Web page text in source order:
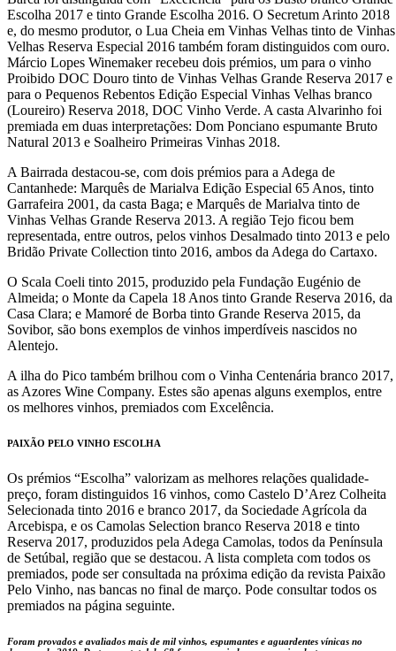
Escolha 2017 e tinto Grande Escolha 2016. O Secretum Arinto 2018
e, do mesmo produtor, o Lua Cheia em Vinhas Velhas tinto de Vinhas
Velhas Reserva Especial 2016 também foram distinguidos com ouro.
Márcio Lopes Winemaker recebeu dois prémios, um para o vinho
Proibido DOC Douro tinto de Vinhas Velhas Grande Reserva 2017 e
para o Pequenos Rebentos Edição Especial Vinhas Velhas branco
(Loureiro) Reserva 2018, DOC Vinho Verde. A casta Alvarinho foi
premiada em duas interpretações: Dom Ponciano espumante Bruto
Natural 2013 e Soalheiro Primeiras Vinhas 2018.
A Bairrada destacou-se, com dois prémios para a Adega de
Cantanhede: Marquês de Marialva Edição Especial 65 Anos, tinto
Garrafeira 2001, da casta Baga; e Marquês de Marialva tinto de
Vinhas Velhas Grande Reserva 2013. A região Tejo ficou bem
representada, entre outros, pelos vinhos Desalmado tinto 2013 e pelo
Bridão Private Collection tinto 2016, ambos da Adega do Cartaxo.
O Scala Coeli tinto 2015, produzido pela Fundação Eugénio de
Almeida; o Monte da Capela 18 Anos tinto Grande Reserva 2016, da
Casa Clara; e Mamoré de Borba tinto Grande Reserva 2015, da
Sovibor, são bons exemplos de vinhos imperdíveis nascidos no
Alentejo.
A ilha do Pico também brilhou com o Vinha Centenária branco 2017,
as Azores Wine Company. Estes são apenas alguns exemplos, entre
os melhores vinhos, premiados com Excelência.
PAIXÃO PELO VINHO ESCOLHA
Os prémios “Escolha” valorizam as melhores relações qualidade-
preço, foram distinguidos 16 vinhos, como Castelo D’Arez Colheita
Selecionada tinto 2016 e branco 2017, da Sociedade Agrícola da
Arcebispa, e os Camolas Selection branco Reserva 2018 e tinto
Reserva 2017, produzidos pela Adega Camolas, todos da Península
de Setúbal, região que se destacou. A lista completa com todos os
premiados, pode ser consultada na próxima edição da revista Paixão
Pelo Vinho, nas bancas no final de março. Pode consultar todos os
premiados na página seguinte.
Foram provados e avaliados mais de mil vinhos, espumantes e aguardentes vínicas no